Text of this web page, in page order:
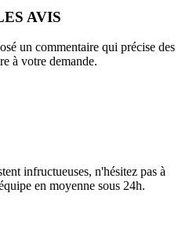
AVIS
un commentaire qui précise des
à votre demande.
infructueuses, n'hésitez pas à
en moyenne sous 24h.